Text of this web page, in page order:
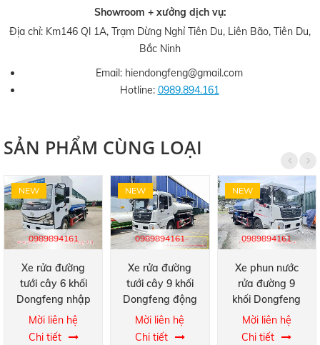
Showroom + xưởng dịch vụ:
Địa chỉ: Km146 Ql 1A, Trạm Dừng Nghỉ Tiên Du, Liên Bão, Tiên Du,
Bắc Ninh
Email: hiendongfeng@gmail.com
Hotline: 0989.894.161
SẢN PHẨM CÙNG LOẠI
0989894161
NEW
Xe rửa đường
tưới cây 6 khối
Dongfeng nhập
khẩu
Mời liên hệ
Chi tiết
0989894161
NEW
Xe rửa đường
tưới cây 9 khối
Dongfeng động
cơ Cummin
B180
Mời liên hệ
Chi tiết
0989894161
NEW
Xe phun nước
rửa đường 9
khối Dongfeng
động cơ YC180
Mời liên hệ
Chi tiết